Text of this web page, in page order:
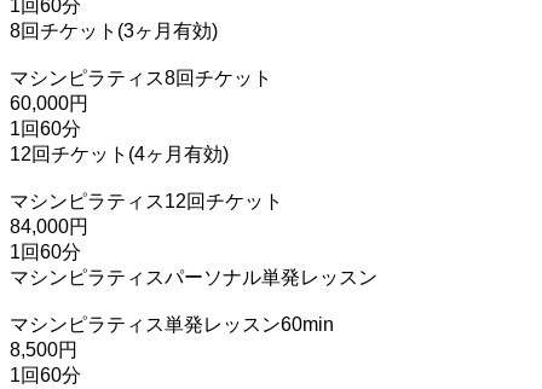
1回60分
8回チケット(3ヶ月有効)
マシンピラティス8回チケット
60,000円
1回60分
12回チケット(4ヶ月有効)
マシンピラティス12回チケット
84,000円
1回60分
マシンピラティスパーソナル単発レッスン
マシンピラティス単発レッスン60min
8,500円
1回60分